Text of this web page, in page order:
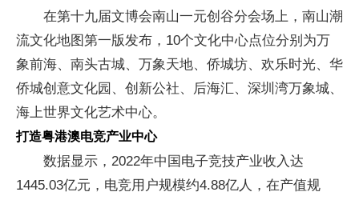
在第十九届文博会南山一元创谷分会场上，南山潮
流文化地图第一版发布，10个文化中心点位分别为万
象前海、南头古城、万象天地、侨城坊、欢乐时光、华
侨城创意文化园、创新公社、后海汇、深圳湾万象城、
海上世界文化艺术中心。
打造粤港澳电竞产业中心
数据显示，2022年中国电子竞技产业收入达
1445.03亿元，电竞用户规模约4.88亿人，在产值规